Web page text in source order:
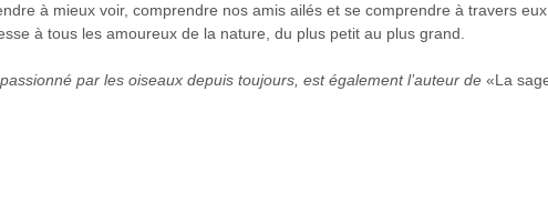
à mieux voir, comprendre nos amis ailés et se comprendre à travers eux.
à tous les amoureux de la nature, du plus petit au plus grand.
par les oiseaux depuis toujours, est également l’auteur de «La